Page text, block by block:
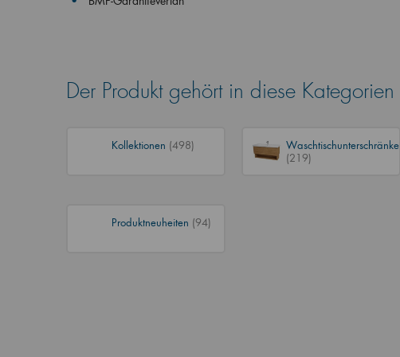
Der Produkt gehört in diese Kategorien
Kollektionen (498)
Waschtischunterschränke
(219)
Produktneuheiten (94)